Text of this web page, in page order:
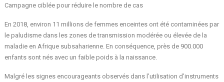
Campagne ciblée pour réduire le nombre de cas
En 2018, environ 11 millions de femmes enceintes ont été contaminées par
le paludisme dans les zones de transmission modérée ou élevée de la
maladie en Afrique subsaharienne. En conséquence, près de 900.000
enfants sont nés avec un faible poids à la naissance.
Malgré les signes encourageants observés dans l’utilisation d’instruments